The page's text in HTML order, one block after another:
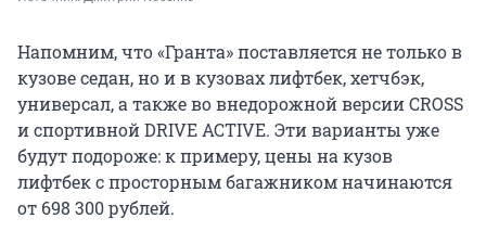
Напомним, что «Гранта» поставляется не только в
кузове седан, но и в кузовах лифтбек, хетчбэк,
универсал, а также во внедорожной версии CROSS
и спортивной DRIVE ACTIVE. Эти варианты уже
будут подороже: к примеру, цены на кузов
лифтбек с просторным багажником начинаются
от 698 300 рублей.